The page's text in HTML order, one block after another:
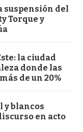
suspensión del
Torque y
la ciudad
donde las
de un 20%
y blancos
en acto